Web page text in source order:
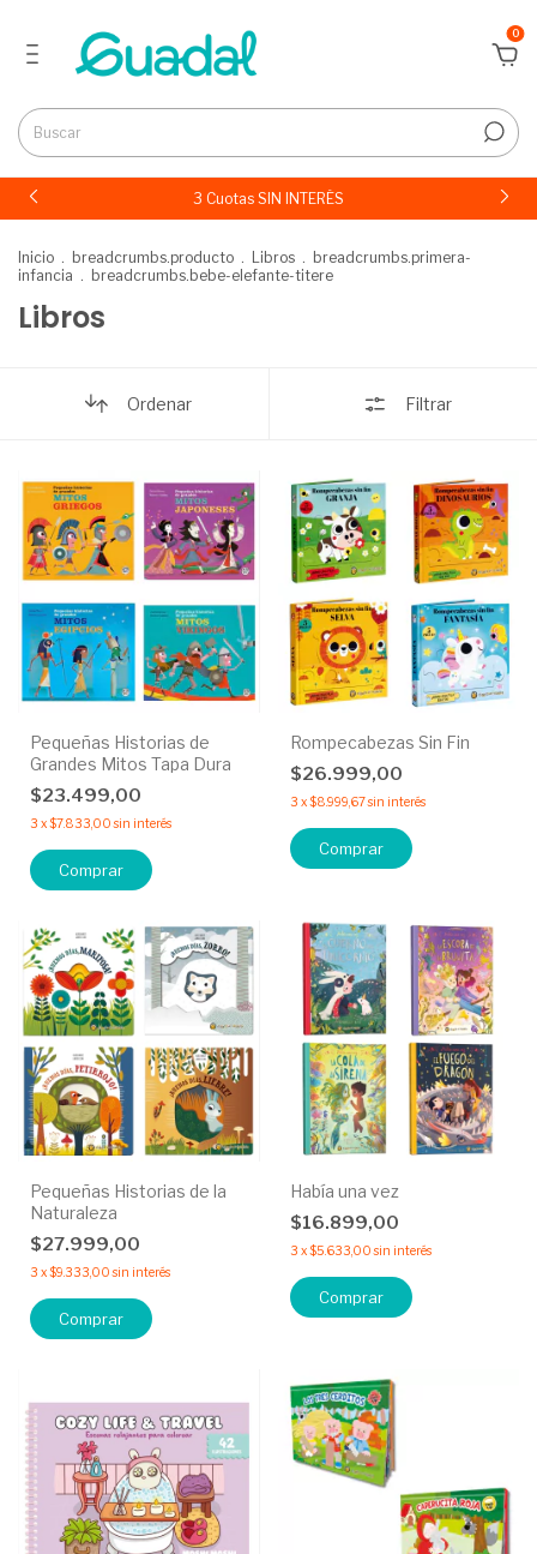
0
3 Cuotas SIN INTERÉS
Inicio . breadcrumbs.producto . Libros . breadcrumbs.primera-
infancia . breadcrumbs.bebe-elefante-titere
Libros
Ordenar Filtrar
Pequeñas Historias de
Grandes Mitos Tapa Dura
$23.499,00
3 x$7.833,00 sin interés
Comprar
Rompecabezas Sin Fin
$26.999,00
3 x$8.999,67sin interés
Comprar
Pequeñas Historias de la
Naturaleza
$27.999,00
3 x$9.333,00 sin interés
Comprar
Había una vez
$16.899,00
3 x$5.633,00 sin interés
Comprar